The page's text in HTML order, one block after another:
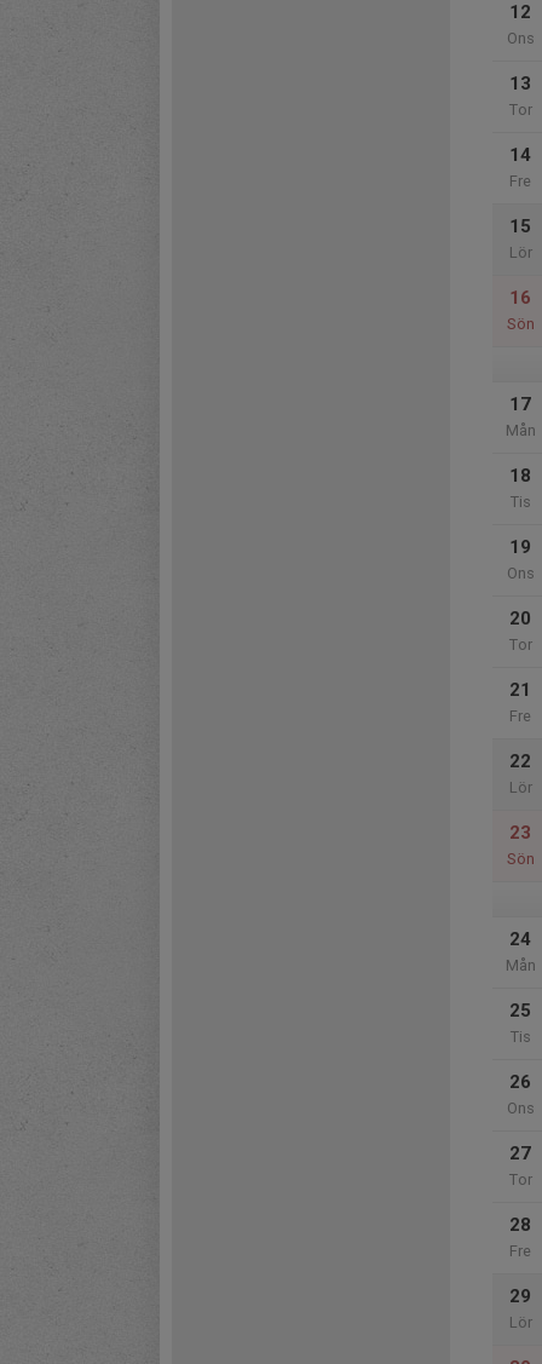
12
Ons
13
Tor
14
Fre
15
Lör
16
Sön
17
Mån
18
Tis
19
Ons
20
Tor
21
Fre
22
Lör
23
Sön
24
Mån
25
Tis
26
Ons
27
Tor
28
Fre
29
Lör